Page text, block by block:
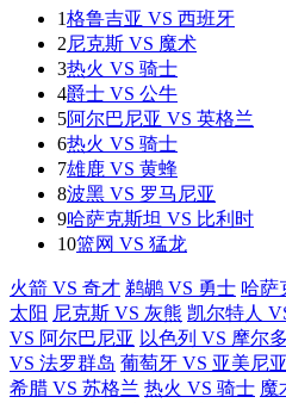
1格鲁吉亚 VS 西班牙
2尼克斯 VS 魔术
3热火 VS 骑士
4爵士 VS 公牛
5阿尔巴尼亚 VS 英格兰
6热火 VS 骑士
7雄鹿 VS 黄蜂
8波黑 VS 罗马尼亚
9哈萨克斯坦 VS 比利时
10篮网 VS 猛龙
火箭 VS 奇才 鹈鹕 VS 勇士 哈萨
太阳 尼克斯 VS 灰熊 凯尔特人
VS 阿尔巴尼亚 以色列 VS 摩尔
VS 法罗群岛 葡萄牙 VS 亚美尼亚
希腊 VS 苏格兰 热火 VS 骑士 魔